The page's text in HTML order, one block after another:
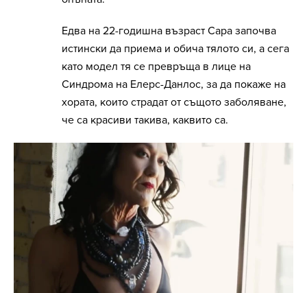
Едва на 22-годишна възраст Сара започва
истински да приема и обича тялото си, а сега
като модел тя се превръща в лице на
Синдрома на Елерс-Данлос, за да покаже на
хората, които страдат от същото заболяване,
че са красиви такива, каквито са.